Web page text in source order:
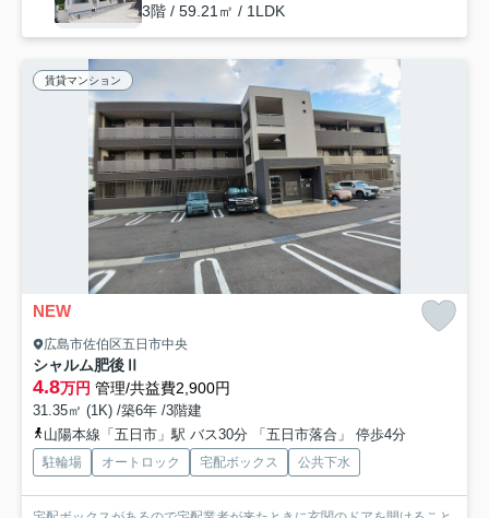
3階 / 59.21㎡ / 1LDK
賃貸マンション
NEW
広島市佐伯区五日市中央
シャルム肥後Ⅱ
4.8万円 管理/共益費2,900円
31.35㎡ (1K) /築6年 /3階建
山陽本線「五日市」駅 バス30分 「五日市落合」 停歩4分
駐輪場 オートロック 宅配ボックス 公共下水